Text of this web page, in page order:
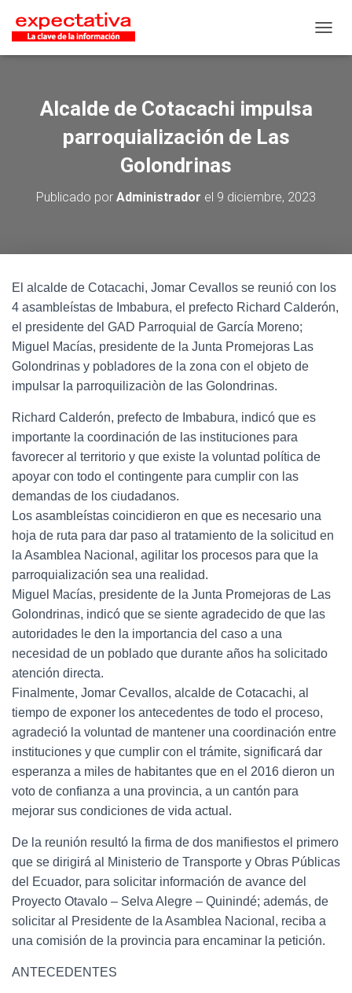
Alcalde de Cotacachi impulsa
parroquialización de Las
Golondrinas
Publicado por Administrador el 9 diciembre, 2023
El alcalde de Cotacachi, Jomar Cevallos se reunió con los
4 asambleístas de Imbabura, el prefecto Richard Calderón,
el presidente del GAD Parroquial de García Moreno;
Miguel Macías, presidente de la Junta Promejoras Las
Golondrinas y pobladores de la zona con el objeto de
impulsar la parroquilizaciòn de las Golondrinas.
Richard Calderón, prefecto de Imbabura, indicó que es
importante la coordinación de las instituciones para
favorecer al territorio y que existe la voluntad política de
apoyar con todo el contingente para cumplir con las
demandas de los ciudadanos.
Los asambleístas coincidieron en que es necesario una
hoja de ruta para dar paso al tratamiento de la solicitud en
la Asamblea Nacional, agilitar los procesos para que la
parroquialización sea una realidad.
Miguel Macías, presidente de la Junta Promejoras de Las
Golondrinas, indicó que se siente agradecido de que las
autoridades le den la importancia del caso a una
necesidad de un poblado que durante años ha solicitado
atención directa.
Finalmente, Jomar Cevallos, alcalde de Cotacachi, al
tiempo de exponer los antecedentes de todo el proceso,
agradeció la voluntad de mantener una coordinación entre
instituciones y que cumplir con el trámite, significará dar
esperanza a miles de habitantes que en el 2016 dieron un
voto de confianza a una provincia, a un cantón para
mejorar sus condiciones de vida actual.
De la reunión resultó la firma de dos manifiestos el primero
que se dirigirá al Ministerio de Transporte y Obras Públicas
del Ecuador, para solicitar información de avance del
Proyecto Otavalo – Selva Alegre – Quinindé; además, de
solicitar al Presidente de la Asamblea Nacional, reciba a
una comisión de la provincia para encaminar la petición.
ANTECEDENTES